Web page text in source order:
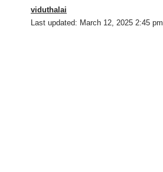
Last updated: March 12, 2025 2:45 pm
viduthalai